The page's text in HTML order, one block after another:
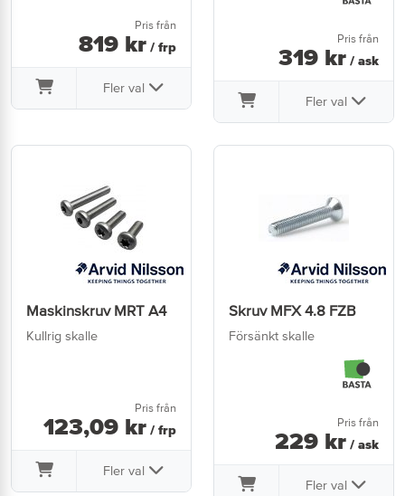
Pris från
819 kr / frp
Fler val
Pris från
319 kr / ask
Fler val
Maskinskruv MRT A4
Kullrig skalle
Pris från
123,09 kr / frp
Fler val
Skruv MFX 4.8 FZB
Försänkt skalle
Pris från
229 kr / ask
Fler val